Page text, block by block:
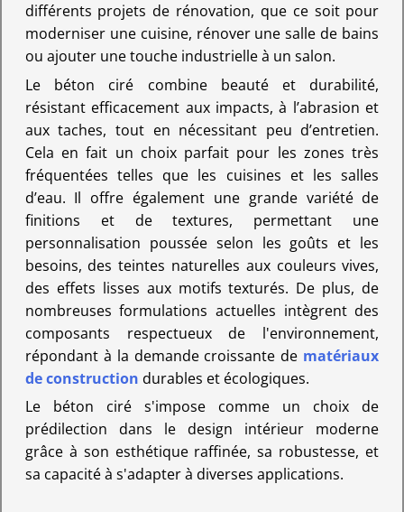
différents projets de rénovation, que ce soit pour
moderniser une cuisine, rénover une salle de bains
ou ajouter une touche industrielle à un salon.
Le béton ciré combine beauté et durabilité,
résistant efficacement aux impacts, à l’abrasion et
aux taches, tout en nécessitant peu d’entretien.
Cela en fait un choix parfait pour les zones très
fréquentées telles que les cuisines et les salles
d’eau. Il offre également une grande variété de
finitions et de textures, permettant une
personnalisation poussée selon les goûts et les
besoins, des teintes naturelles aux couleurs vives,
des effets lisses aux motifs texturés. De plus, de
nombreuses formulations actuelles intègrent des
composants respectueux de l'environnement,
répondant à la demande croissante de matériaux
de construction durables et écologiques.
Le béton ciré s'impose comme un choix de
prédilection dans le design intérieur moderne
grâce à son esthétique raffinée, sa robustesse, et
sa capacité à s'adapter à diverses applications.